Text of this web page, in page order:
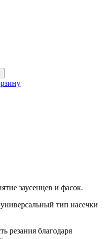
заусенцев и фасок.
тип насечки
резания благодаря